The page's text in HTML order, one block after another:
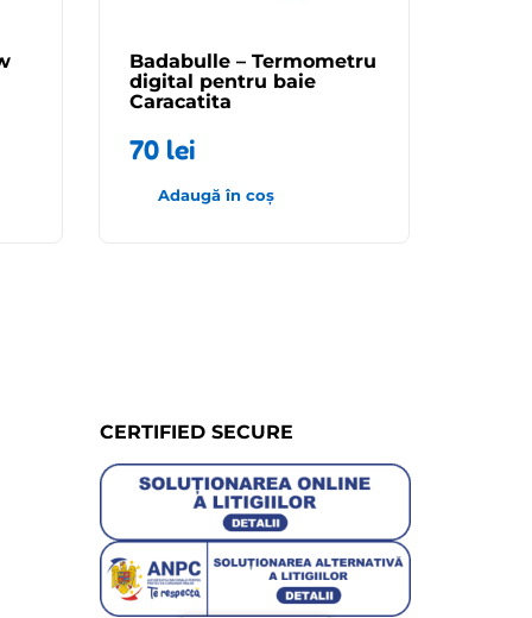
Badabulle – Termometru
digital pentru baie
Caracatita
70 lei
Adaugă în coș
CERTIFIED SECURE